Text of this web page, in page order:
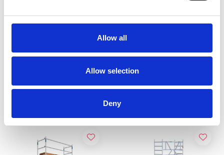
Allow all
Allow selection
Deny
€1.249,00 €1.542,92 €2.149,00 €2.667,30
Excl. Btw